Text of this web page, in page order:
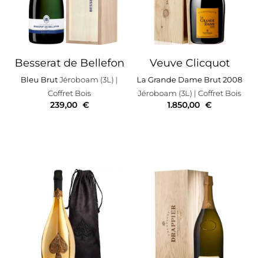
Besserat de Bellefon
Bleu BrutJéroboam (3L) |
Coffret Bois
239,00 €
Veuve Clicquot
La Grande Dame Brut 2008
Jéroboam (3L) | Coffret Bois
1.850,00 €